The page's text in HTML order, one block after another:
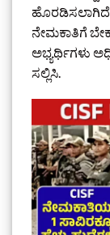
ಹೊರಡಿಸಲಾಗಿದೆ.
ನೇಮಕಾತಿಗೆ
ಅಭ್ಯರ್ಥಿಗಳು
ಸಲ್ಲಿಸಿ.